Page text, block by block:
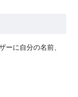
ーに自分の名前、